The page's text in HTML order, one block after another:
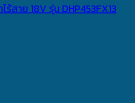
ร้สาย 18V รุ่น DHP453FX13